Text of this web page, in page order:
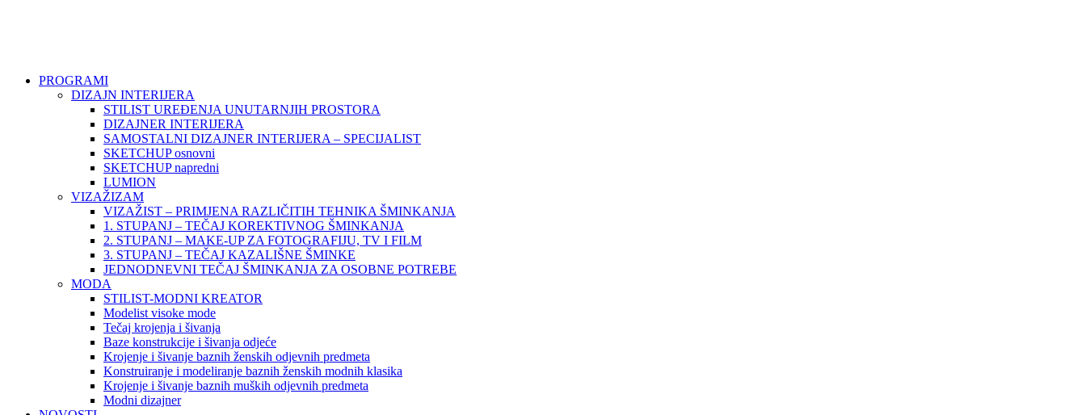
PROGRAMI
DIZAJN INTERIJERA
STILIST UREĐENJA UNUTARNJIH PROSTORA
DIZAJNER INTERIJERA
SAMOSTALNI DIZAJNER INTERIJERA – SPECIJALIST
SKETCHUP osnovni
SKETCHUP napredni
LUMION
VIZAŽIZAM
VIZAŽIST – PRIMJENA RAZLIČITIH TEHNIKA ŠMINKANJA
1. STUPANJ – TEČAJ KOREKTIVNOG ŠMINKANJA
2. STUPANJ – MAKE-UP ZA FOTOGRAFIJU, TV I FILM
3. STUPANJ – TEČAJ KAZALIŠNE ŠMINKE
JEDNODNEVNI TEČAJ ŠMINKANJA ZA OSOBNE POTREBE
MODA
STILIST-MODNI KREATOR
Modelist visoke mode
Tečaj krojenja i šivanja
Baze konstrukcije i šivanja odjeće
Krojenje i šivanje baznih ženskih odjevnih predmeta
Konstruiranje i modeliranje baznih ženskih modnih klasika
Krojenje i šivanje baznih muških odjevnih predmeta
Modni dizajner